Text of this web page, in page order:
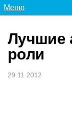
Меню
Лучшие
роли
29.11.2012